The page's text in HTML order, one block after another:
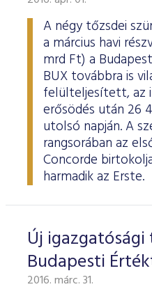
A négy tőzsdei
a március havi
mrd Ft) a
BUX továbbra is
felülteljesített, az
erősödés után 26
utolsó napján. A
rangsorában az
Concorde
harmadik az Erste.
Új igazgatósági
Budapesti
2016. márc. 31.